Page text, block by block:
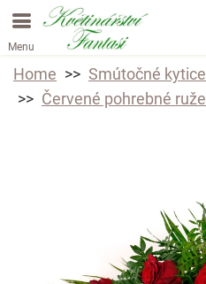
Menu
Home
Smútočné kytice
Červené pohrebné ruže